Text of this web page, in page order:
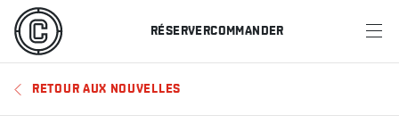
RÉSERVERCOMMANDER
MENU
RESTAURANTS
RETOUR AUX NOUVELLES